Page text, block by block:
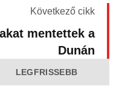
Következő cikk
mentettek a
Dunán
LEGFRISSEBB